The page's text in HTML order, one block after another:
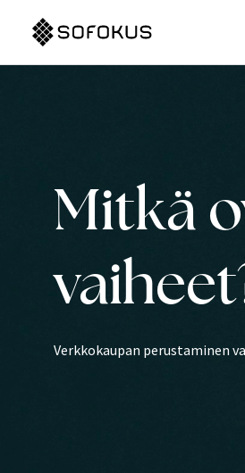
Mitkä
Verkkokaupan perustaminen